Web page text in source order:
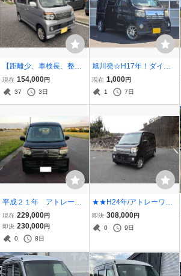
【距離少、車検長、整備
済み】アトレー カスタ
ムターボRSリミテッド
現在 154,000円
37
3日
旭川発☆H17年！ダイハ
ツ アトレー！カスタム
ターボS！ICターボ！4W
D！売切！☆一時抹消済み
現在 1,000円
1
7日
平成２１年 アトレーワ
ゴン カスタムターボ R
８万キロ台 車検１０
年７月 ＴＶ・ナビ・ET
C・ターボ・キーレス
現在 229,000円
即決 230,000円
0
8日
★★H24年/アトレーワゴ
ンRSターボ後期/上級グレ
ード/4WD/ナビ＆TV/ETC/
車検・令和9年1月/激安・
即決 308,000円
0
9日